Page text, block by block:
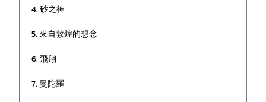
4. 砂之神
5. 來自敦煌的想念
6. 飛翔
7. 曼陀羅